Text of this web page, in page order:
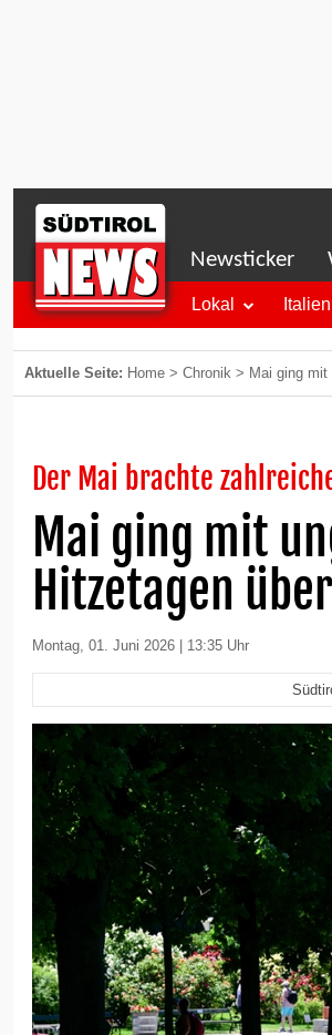
Newsticker
Lokal Italien
Aktuelle Seite: Home > Chronik > Mai ging
Der Mai brachte
Mai ging mit
Hitzetagen
Montag, 01. Juni 2026 | 13:35 Uhr